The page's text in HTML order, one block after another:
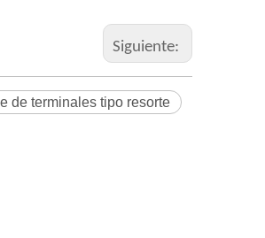
Siguiente:
de terminales tipo resorte